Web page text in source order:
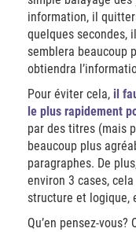
information, il
quelques secondes,
semblera beaucoup
obtiendra
Pour éviter cela, il
le plus rapidement
par des titres (mais
beaucoup plus
paragraphes. De
environ 3 cases,
structure et logique,
Qu’en pensez-